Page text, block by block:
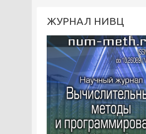
ЖУРНАЛ НИВЦ